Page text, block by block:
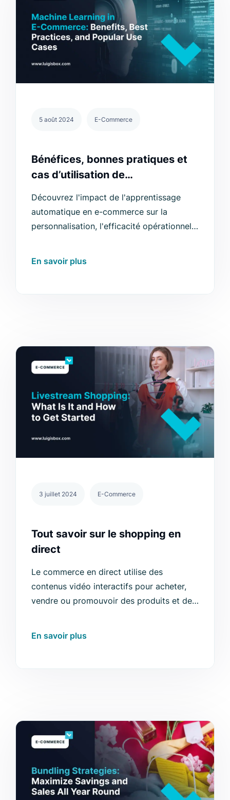
5 août 2024 E-Commerce
Bénéfices, bonnes pratiques et
cas d’utilisation de
e-commerce
Découvrez l'impact de l'apprentissage
automatique en e-commerce sur la
personnalisation, l'efficacité opérationnelle
En savoir plus
3 juillet 2024 E-Commerce
Tout savoir sur le shopping en
direct
Le commerce en direct utilise des
contenus vidéo interactifs pour acheter,
vendre ou promouvoir des produits et des
En savoir plus